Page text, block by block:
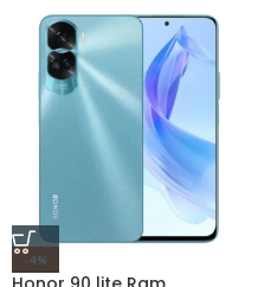
-4%